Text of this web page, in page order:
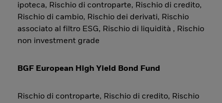
ipoteca, Rischio di controparte, Rischio di credito,
Rischio di cambio, Rischio dei derivati, Rischio
associato al filtro ESG, Rischio di liquidità , Rischio
non investment grade
BGF European High Yield Bond Fund
Rischio di controparte, Rischio di credito, Rischio